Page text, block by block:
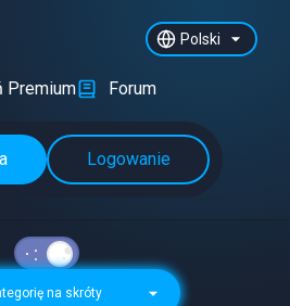
Polski
Premium Forum
Logowanie
na skróty